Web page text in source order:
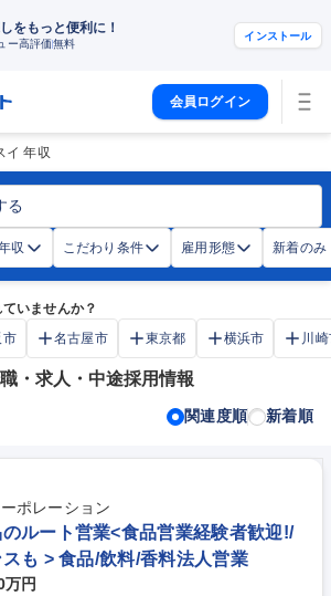
をもっと便利に！
ー高評価無料
インストール
会員ログイン
イ 年収
る
収 こだわり条件 雇用形態 新着のみ
いませんか？
市 名古屋市 東京都 横浜市 川
・求人・中途採用情報
関連度順 新着順
ポレーション
のルート営業<食品営業経験者歓迎!/
も > 食品/飲料/香料法人営業
円